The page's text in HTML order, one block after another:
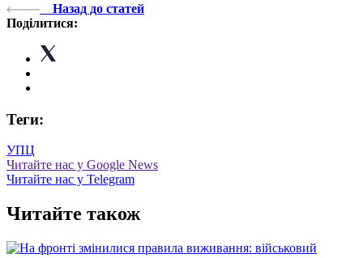
Назад до статей
Поділитися:
Теги:
УПЦ
Читайте нас у Google News
Читайте нас у Telegram
Читайте також